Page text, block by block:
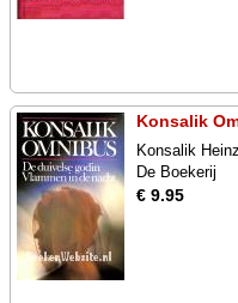
Konsalik
Konsalik
De Boekerij
€ 9.95